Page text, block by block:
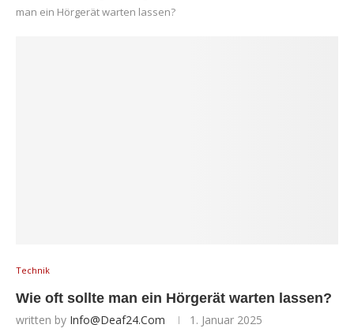
man ein Hörgerät warten lassen?
Technik
Wie oft sollte man ein Hörgerät warten lassen?
written by Info@deaf24.com 1. Januar 2025